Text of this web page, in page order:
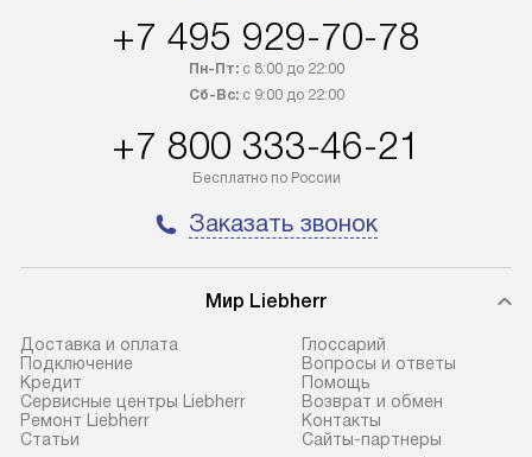
+7 495 929-70-78
Пн-Пт:с 8:00 до 22:00
Сб-Вс:с 9:00 до 22:00
+7 800 333-46-21
Бесплатно по России
Заказать звонок
Мир Liebherr
Доставка и оплата
Подключение
Кредит
Сервисные центры Liebherr
Ремонт Liebherr
Cтатьи
Глоссарий
Вопросы и ответы
Помощь
Возврат и обмен
Контакты
Сайты-партнеры